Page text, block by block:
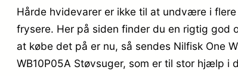
Hårde hvidevarer er ikke til at undvære i
frysere. Her på siden finder du en rigtig god
at købe det på er nu, så sendes Nilfisk One
WB10P05A Støvsuger, som er til stor hjælp i